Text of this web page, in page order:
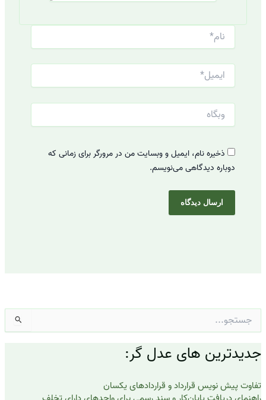
نام*
ایمیل*
وبگاه
ذخیره نام، ایمیل و وبسایت من در مرورگر برای زمانی که
دوباره دیدگاهی می‌نویسم.
جستجو
برای:
جدیدترین های عدل گر:
تفاوت پیش نویس قرارداد و قراردادهای یکسان